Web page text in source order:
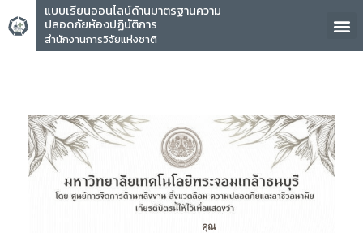
แบบเรียนออนไลน์ด้านมาตรฐานความ
ปลอดภัยห้องปฏิบัติการ
สำนักงานการวิจัยแห่งชาติ
คุณ